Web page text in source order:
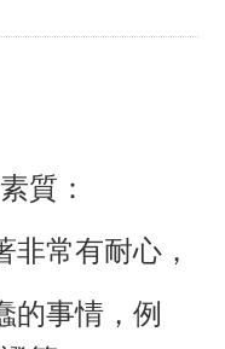
質：
常有耐心，
的事情，例